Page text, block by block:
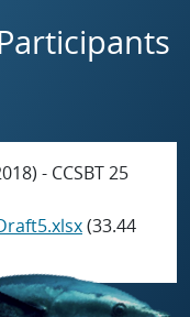
- CCSBT 25
(33.44